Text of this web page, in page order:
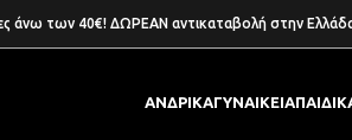
άνω των 40€! ΔΩΡΕΑΝ αντικαταβολή στην
ΑΝΔΡΙΚΑΓΥΝΑΙΚΕΙΑ